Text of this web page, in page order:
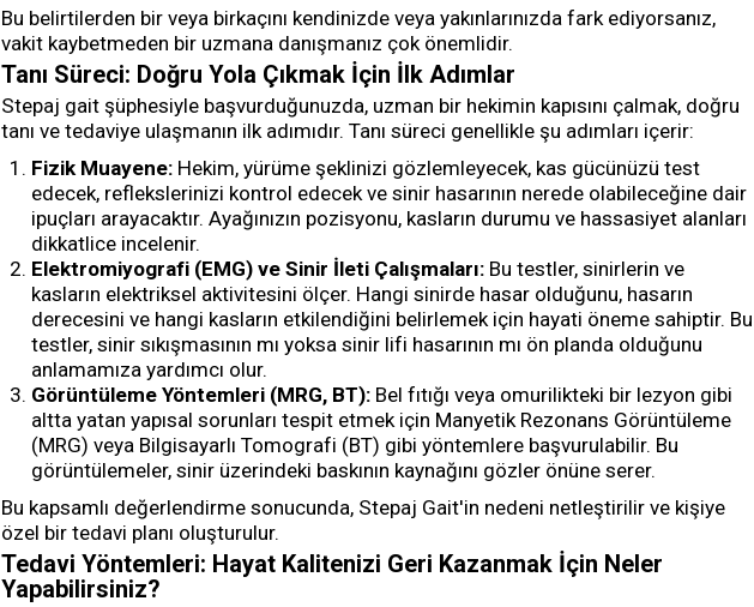
Bu belirtilerden bir veya birkaçını kendinizde veya yakınlarınızda fark ediyorsanız,
vakit kaybetmeden bir uzmana danışmanız çok önemlidir.
Tanı Süreci: Doğru Yola Çıkmak İçin İlk Adımlar
Stepaj gait şüphesiyle başvurduğunuzda, uzman bir hekimin kapısını çalmak, doğru
tanı ve tedaviye ulaşmanın ilk adımıdır. Tanı süreci genellikle şu adımları içerir:
Fizik Muayene: Hekim, yürüme şeklinizi gözlemleyecek, kas gücünüzü test
edecek, reflekslerinizi kontrol edecek ve sinir hasarının nerede olabileceğine dair
ipuçları arayacaktır. Ayağınızın pozisyonu, kasların durumu ve hassasiyet alanları
dikkatlice incelenir.
Elektromiyografi (EMG) ve Sinir İleti Çalışmaları: Bu testler, sinirlerin ve
kasların elektriksel aktivitesini ölçer. Hangi sinirde hasar olduğunu, hasarın
derecesini ve hangi kasların etkilendiğini belirlemek için hayati öneme sahiptir. Bu
testler, sinir sıkışmasının mı yoksa sinir lifi hasarının mı ön planda olduğunu
anlamamıza yardımcı olur.
Görüntüleme Yöntemleri (MRG, BT): Bel fıtığı veya omurilikteki bir lezyon gibi
altta yatan yapısal sorunları tespit etmek için Manyetik Rezonans Görüntüleme
(MRG) veya Bilgisayarlı Tomografi (BT) gibi yöntemlere başvurulabilir. Bu
görüntülemeler, sinir üzerindeki baskının kaynağını gözler önüne serer.
Bu kapsamlı değerlendirme sonucunda, Stepaj Gait'in nedeni netleştirilir ve kişiye
özel bir tedavi planı oluşturulur.
Tedavi Yöntemleri: Hayat Kalitenizi Geri Kazanmak İçin Neler
Yapabilirsiniz?